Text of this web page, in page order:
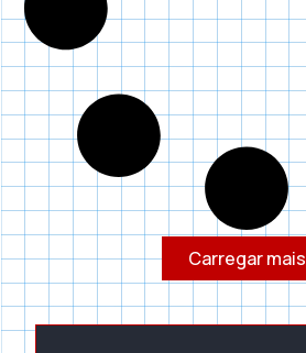
Carregar mais